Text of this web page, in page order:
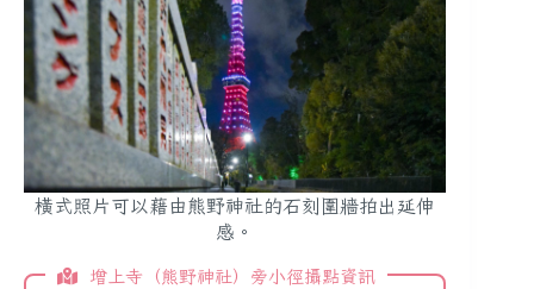
橫式照片可以藉由熊野神社的石刻圍牆拍出延伸
感。
增上寺（熊野神社）旁小徑攝點資訊